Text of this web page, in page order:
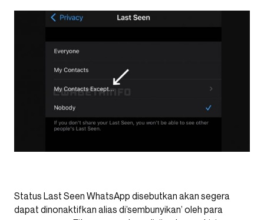
Status Last Seen WhatsApp disebutkan akan segera
dapat dinonaktifkan alias di’sembunyikan’ oleh para